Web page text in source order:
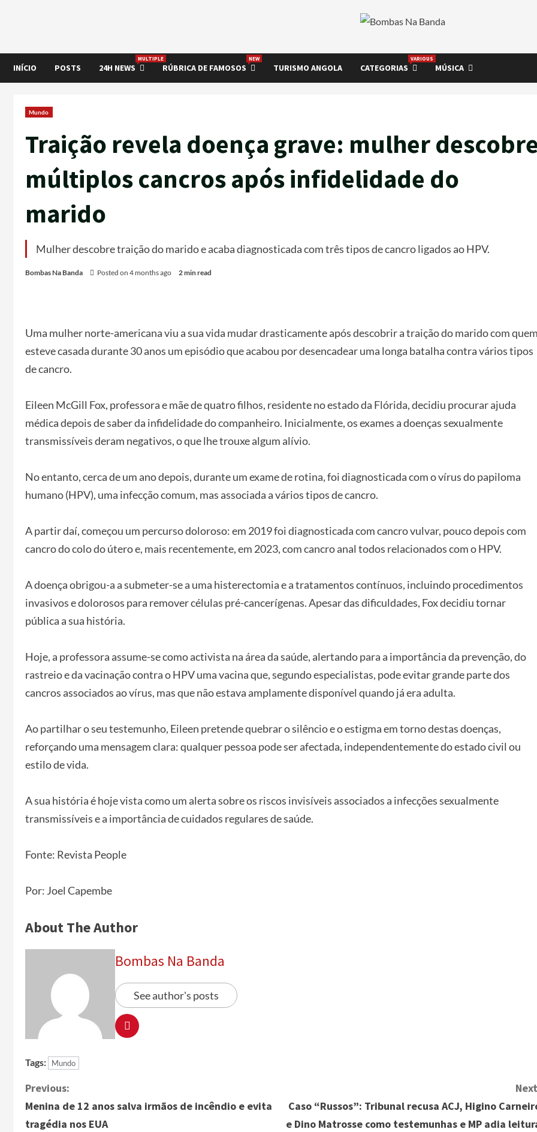
INÍCIO POSTS 24H NEWS
MULTIPLE
RÚBRICA DE FAMOSOS
NEW
TURISMO ANGOLA CATEGORIAS
VARIOUS
MÚSICA
Mundo
Traição revela doença grave: mulher descobre
múltiplos cancros após infidelidade do
marido
Mulher descobre traição do marido e acaba diagnosticada com três tipos de cancro ligados ao HPV.
Bombas Na Banda Posted on 4 months ago 2 min read
Uma mulher norte-americana viu a sua vida mudar drasticamente após descobrir a traição do marido com quem
esteve casada durante 30 anos um episódio que acabou por desencadear uma longa batalha contra vários tipos
de cancro.
Eileen McGill Fox, professora e mãe de quatro filhos, residente no estado da Flórida, decidiu procurar ajuda
médica depois de saber da infidelidade do companheiro. Inicialmente, os exames a doenças sexualmente
transmissíveis deram negativos, o que lhe trouxe algum alívio.
No entanto, cerca de um ano depois, durante um exame de rotina, foi diagnosticada com o vírus do papiloma
humano (HPV), uma infecção comum, mas associada a vários tipos de cancro.
A partir daí, começou um percurso doloroso: em 2019 foi diagnosticada com cancro vulvar, pouco depois com
cancro do colo do útero e, mais recentemente, em 2023, com cancro anal todos relacionados com o HPV.
A doença obrigou-a a submeter-se a uma histerectomia e a tratamentos contínuos, incluindo procedimentos
invasivos e dolorosos para remover células pré-cancerígenas. Apesar das dificuldades, Fox decidiu tornar
pública a sua história.
Hoje, a professora assume-se como activista na área da saúde, alertando para a importância da prevenção, do
rastreio e da vacinação contra o HPV uma vacina que, segundo especialistas, pode evitar grande parte dos
cancros associados ao vírus, mas que não estava amplamente disponível quando já era adulta.
Ao partilhar o seu testemunho, Eileen pretende quebrar o silêncio e o estigma em torno destas doenças,
reforçando uma mensagem clara: qualquer pessoa pode ser afectada, independentemente do estado civil ou
estilo de vida.
A sua história é hoje vista como um alerta sobre os riscos invisíveis associados a infecções sexualmente
transmissíveis e a importância de cuidados regulares de saúde.
Fonte: Revista People
Por: Joel Capembe
About The Author
Bombas Na Banda
See author's posts
Tags: Mundo
Previous:
Menina de 12 anos salva irmãos de incêndio e evita
tragédia nos EUA
Caso “Russos”: Tribunal recusa ACJ, Higino
e Dino Matrosse como testemunhas e MP adia